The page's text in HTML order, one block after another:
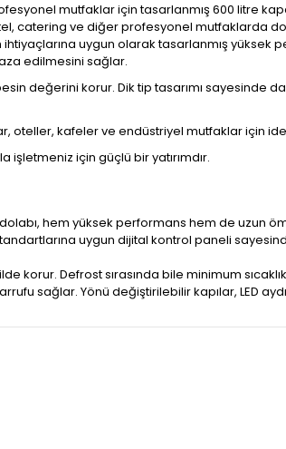
mutfaklar için tasarlanmış 600 litre
catering ve diğer profesyonel mutfaklarda
uygun olarak tasarlanmış yüksek
edilmesini sağlar.
değerini korur. Dik tip tasarımı sayesinde
oteller, kafeler ve endüstriyel mutfaklar için
için güçlü bir yatırımdır.
hem yüksek performans hem de uzun
uygun dijital kontrol paneli
korur. Defrost sırasında bile minimum
sağlar. Yönü değiştirilebilir kapılar, LED